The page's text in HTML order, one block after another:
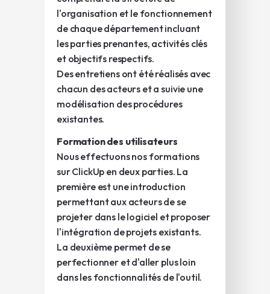
l'organisation et le fonctionnement
de chaque département incluant
les parties prenantes, activités clés
et objectifs respectifs.
Des entretiens ont été réalisés avec
chacun des acteurs et a suivie une
modélisation des procédures
existantes.
Formation des utilisateurs
Nous effectuons nos formations
sur ClickUp en deux parties. La
première est une introduction
permettant aux acteurs de se
projeter dans le logiciel et proposer
l'intégration de projets existants.
La deuxième permet de se
perfectionner et d'aller plus loin
dans les fonctionnalités de l'outil.